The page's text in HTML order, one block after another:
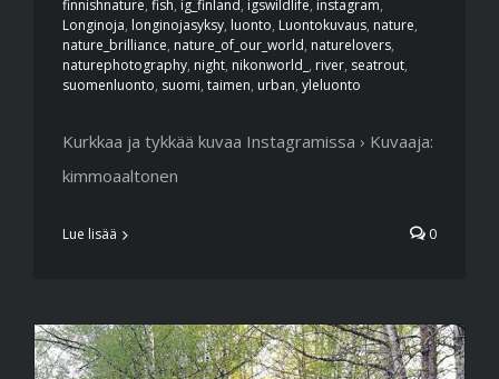
finnishnature, fish, ig_finland, igswildlife, instagram,
Longinoja, longinojasyksy, luonto, Luontokuvaus, nature,
nature_brilliance, nature_of_our_world, naturelovers,
naturephotography, night, nikonworld_ , river, seatrout,
suomenluonto, suomi, taimen, urban, yleluonto
Kurkkaa ja tykkää kuvaa Instagramissa › Kuvaaja:
kimmoaaltonen
Lue lisää 0